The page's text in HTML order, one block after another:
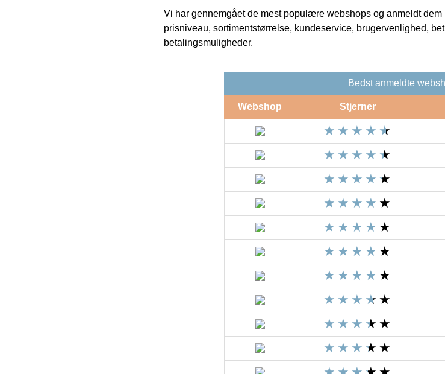
Vi har gennemgået de mest populære webshops og anmeldt dem
prisniveau, sortimentstørrelse, kundeservice, brugervenlighed,
betalingsmuligheder.
Bedst anmeldte
Webshop Stjerner